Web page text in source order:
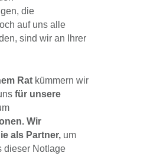
die
auf uns alle
sind wir an Ihrer
Rat kümmern wir
für unsere
Wir
als Partner, um
dieser Notlage